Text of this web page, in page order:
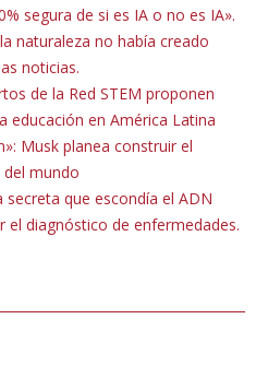
segura de si es IA o no es IA».
naturaleza no había creado
noticias.
de la Red STEM proponen
educación en América Latina
Musk planea construir el
mundo
que escondía el ADN
el diagnóstico de enfermedades.